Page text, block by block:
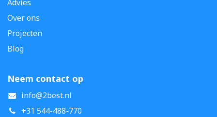
Advies
Over ons
Projecten
Blog
Neem contact op
info@2best.nl
+31 544-488-770